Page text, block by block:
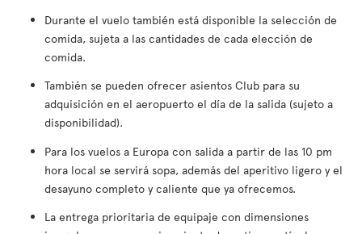
Durante el vuelo también está disponible la selección de
comida, sujeta a las cantidades de cada elección de
comida.
También se pueden ofrecer asientos Club para su
adquisición en el aeropuerto el día de la salida (sujeto a
disponibilidad).
Para los vuelos a Europa con salida a partir de las 10 pm
hora local se servirá sopa, además del aperitivo ligero y el
desayuno completo y caliente que ya ofrecemos.
La entrega prioritaria de equipaje con dimensiones